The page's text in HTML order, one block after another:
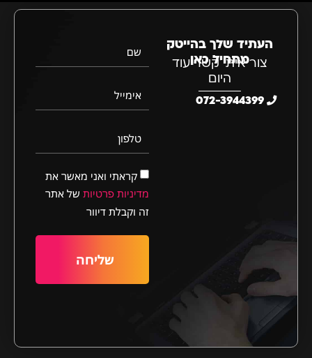
העתיד שלך בהייטק
מתחיל כאן
צור איתי קשר עוד
היום
072-3944399
שם
אימייל
טלפון
קראתי ואני מאשר את
מדיניות פרטיותשל אתר
זה וקבלת דיוור
שליחה